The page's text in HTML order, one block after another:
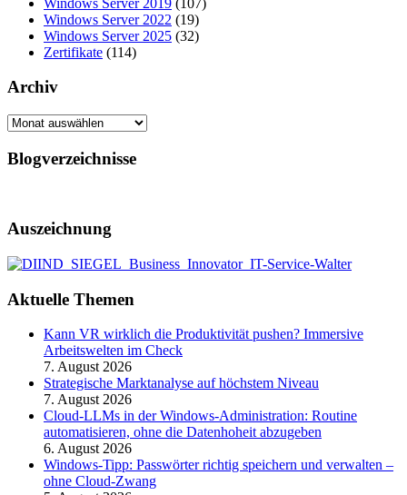
Windows Server 2022 (19)
Windows Server 2025 (32)
Zertifikate (114)
Archiv
Archiv
Blogverzeichnisse
Auszeichnung
Aktuelle Themen
Kann VR wirklich die Produktivität pushen? Immersive
Arbeitswelten im Check
7. August 2026
Strategische Marktanalyse auf höchstem Niveau
7. August 2026
Cloud-LLMs in der Windows-Administration: Routine
automatisieren, ohne die Datenhoheit abzugeben
6. August 2026
Windows-Tipp: Passwörter richtig speichern und verwalten –
ohne Cloud-Zwang